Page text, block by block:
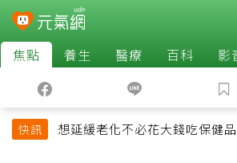
焦點 養生 醫療 百科 影
快訊
想延緩老化不必花大錢吃保健